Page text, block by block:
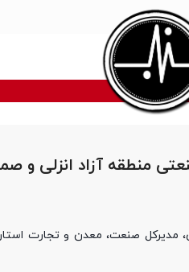
منطقه آزاد انزلی و
مدیرکل صنعت، معدن و تجارت